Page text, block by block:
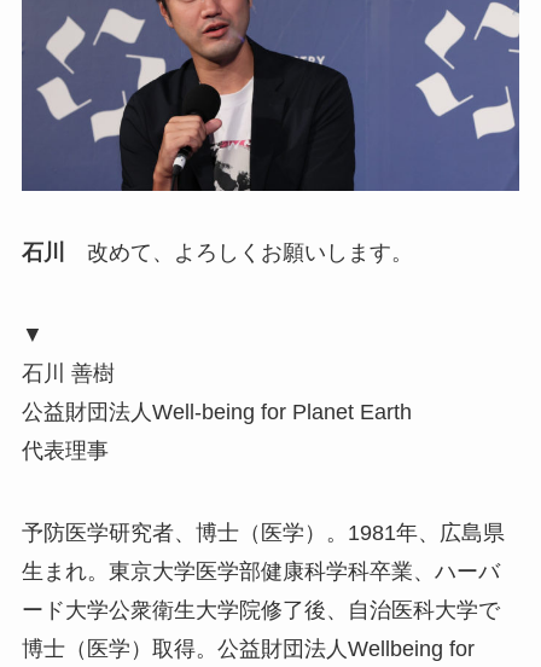
石川 改めて、よろしくお願いします。
▼
石川 善樹
公益財団法人Well-being for Planet Earth
代表理事
予防医学研究者、博士（医学）。1981年、広島県
生まれ。東京大学医学部健康科学科卒業、ハーバ
ード大学公衆衛生大学院修了後、自治医科大学で
博士（医学）取得。公益財団法人Wellbeing for